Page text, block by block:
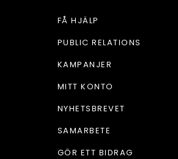
FÅ HJÄLP
PUBLIC RELATIONS
KAMPANJER
MITT KONTO
NYHETSBREVET
SAMARBETE
GÖR ETT BIDRAG